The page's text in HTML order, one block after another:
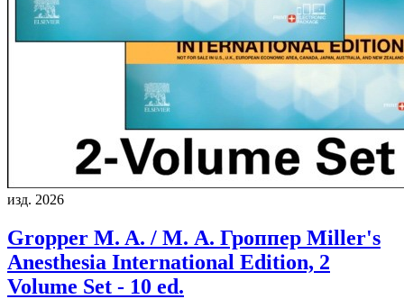
изд. 2026
Gropper M. A. / М. А. Гроппер Miller's
Anesthesia International Edition, 2
Volume Set - 10 ed.